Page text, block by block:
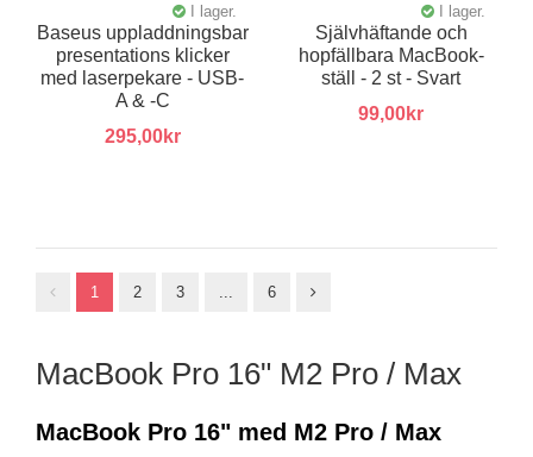
I lager.
Baseus uppladdningsbar
presentations klicker
med laserpekare - USB-
A & -C
295,00kr
I lager.
Självhäftande och
hopfällbara MacBook-
ställ - 2 st - Svart
99,00kr
1 2 3 6
MacBook Pro 16" M2 Pro / Max
MacBook Pro 16" med M2 Pro / Max